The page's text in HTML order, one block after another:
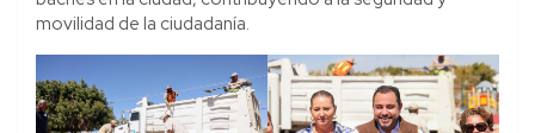
movilidad de la ciudadanía.